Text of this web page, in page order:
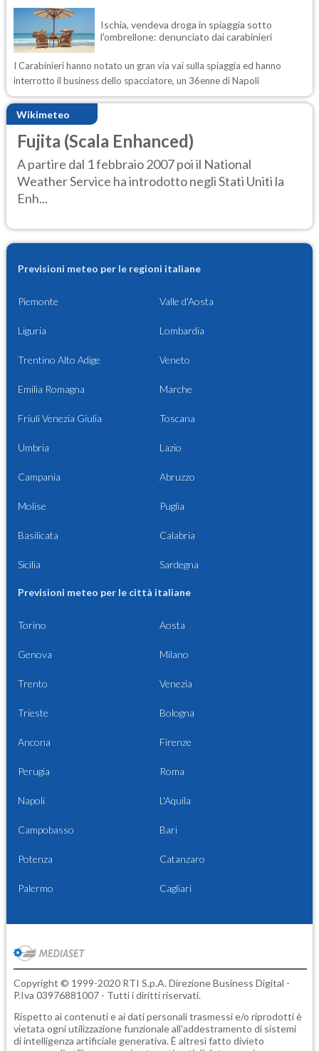
Ischia, vendeva droga in spiaggia sotto
l'ombrellone: denunciato dai carabinieri
I Carabinieri hanno notato un gran via vai sulla spiaggia ed hanno
interrotto il business dello spacciatore, un 36enne di Napoli
Wikimeteo
Fujita (Scala Enhanced)
A partire dal 1 febbraio 2007 poi il National
Weather Service ha introdotto negli Stati Uniti la
Enh...
Previsioni meteo per le regioni italiane
Piemonte Valle d'Aosta
Liguria Lombardia
Trentino Alto Adige Veneto
Emilia Romagna Marche
Friuli Venezia Giulia Toscana
Umbria Lazio
Campania Abruzzo
Molise Puglia
Basilicata Calabria
Sicilia Sardegna
Previsioni meteo per le città italiane
Torino Aosta
Genova Milano
Trento Venezia
Trieste Bologna
Ancona Firenze
Perugia Roma
Napoli L'Aquila
Campobasso Bari
Potenza Catanzaro
Palermo Cagliari
Copyright © 1999-2020 RTI S.p.A. Direzione Business Digital -
P.Iva 03976881007 - Tutti i diritti riservati.
Rispetto ai contenuti e ai dati personali trasmessi e/o riprodotti è
vietata ogni utilizzazione funzionale all'addestramento di sistemi
di intelligenza artificiale generativa. È altresì fatto divieto